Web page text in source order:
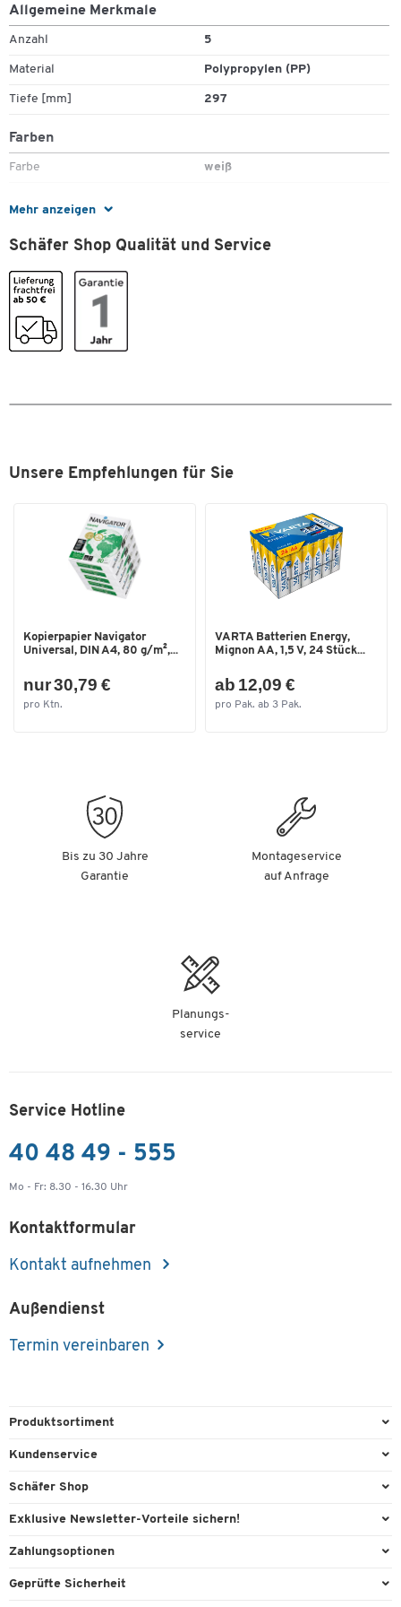
Mehr anzeigen
Allgemeine Merkmale
Anzahl 5
Material Polypropylen (PP)
Tiefe [mm] 297
Farben
Farbe weiß
Maße
Breite [mm] 210
Schäfer Shop Qualität und Service
Unsere Empfehlungen für Sie
Kopierpapier Navigator
Universal, DIN A4, 80 g/m²,...
nur 30,79 €
pro Ktn.
VARTA Batterien Energy,
Mignon AA, 1,5 V, 24 Stück...
ab 12,09 €
pro Pak. ab 3 Pak.
Bis zu 30 Jahre
Garantie
Montageservice
auf Anfrage
Planungs-
service
Service Hotline
40 48 49 - 555
Mo - Fr: 8.30 - 16.30 Uhr
Kontaktformular
Kontakt aufnehmen
Außendienst
Termin vereinbaren
Produktsortiment
Büroausstattung
Reinigung & Hygiene
Technik
Kundenservice
Direktbestellung
Lieferinformationen
Rufnummernüberblick
Schäfer Shop
AGB
Cookie-Einstellungen
Exklusive Newsletter-Vorteile sichern!
Willkommensgeschenk
Zahlungsoptionen
Paypal
Geprüfte Sicherheit